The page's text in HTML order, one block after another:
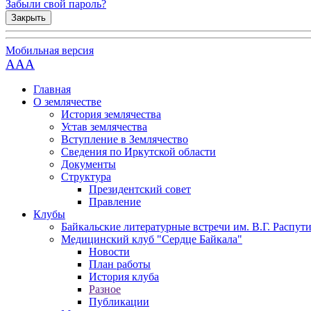
Забыли свой пароль?
Закрыть
Мобильная версия
AAA
Главная
О землячестве
История землячества
Устав землячества
Вступление в Землячество
Сведения по Иркутской области
Документы
Структура
Президентский совет
Правление
Клубы
Байкальские литературные встречи им. В.Г.
Медицинский клуб "Сердце Байкала"
Новости
План работы
История клуба
Разное
Публикации